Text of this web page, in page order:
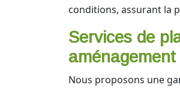
conditions, assurant la
Services de
Nous proposons une